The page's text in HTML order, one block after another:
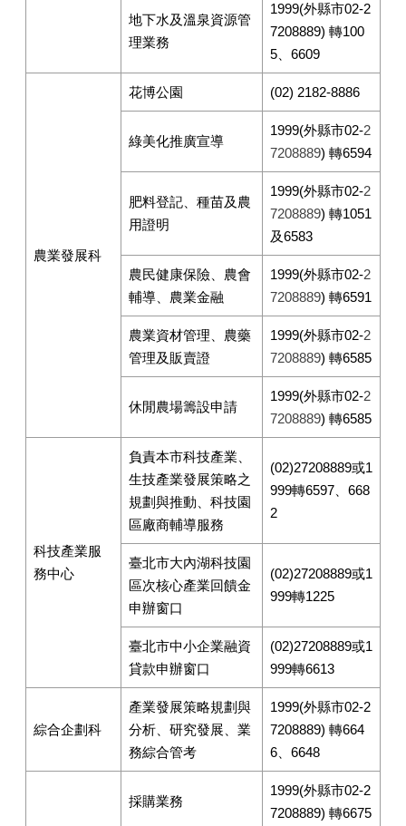
地下水及溫泉資源管
理業務
1999(外縣市02-2
7208889) 轉100
5、6609
農業發展科
花博公園 (02) 2182-8886
綠美化推廣宣導
1999(外縣市02-2
7208889) 轉6594
肥料登記、種苗及農
用證明
1999(外縣市02-2
7208889) 轉1051
及6583
農民健康保險、農會
輔導、農業金融
1999(外縣市02-2
7208889) 轉6591
農業資材管理、農藥
管理及販賣證
1999(外縣市02-2
7208889) 轉6585
休閒農場籌設申請
1999(外縣市02-2
7208889) 轉6585
科技產業服
務中心
負責本市科技產業、
生技產業發展策略之
規劃與推動、科技園
區廠商輔導服務
(02)27208889或1
999轉6597、668
2
臺北市大內湖科技園
區次核心產業回饋金
申辦窗口
(02)27208889或1
999轉1225
臺北市中小企業融資
貸款申辦窗口
(02)27208889或1
999轉6613
綜合企劃科
產業發展策略規劃與
分析、研究發展、業
務綜合管考
1999(外縣市02-2
7208889) 轉664
6、6648
採購業務
1999(外縣市02-2
7208889) 轉6675